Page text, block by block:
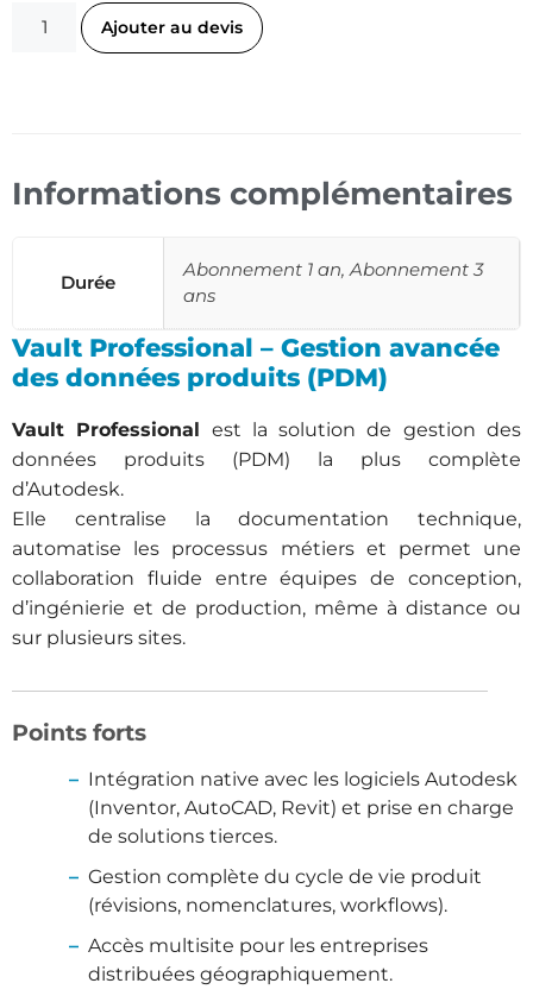
Ajouter au devis
Informations complémentaires
Durée
Abonnement 1 an, Abonnement 3
ans
Vault Professional – Gestion avancée
des données produits (PDM)
Vault Professional
est la solution de gestion des
données produits (PDM) la plus complète
d’Autodesk.
Elle centralise la documentation technique,
automatise les processus métiers et permet une
collaboration fluide entre équipes de conception,
d’ingénierie et de production, même à distance ou
sur plusieurs sites.
Points forts
Intégration native avec les logiciels Autodesk
(Inventor, AutoCAD, Revit) et prise en charge
de solutions tierces.
Gestion complète du cycle de vie produit
(révisions, nomenclatures, workflows).
Accès multisite pour les entreprises
distribuées géographiquement.